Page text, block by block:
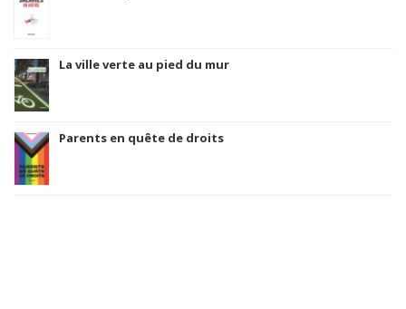
La ville verte au pied du mur
Parents en quête de droits